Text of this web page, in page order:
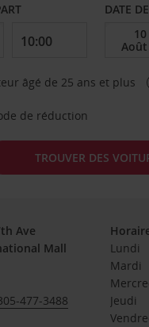
DATE
âgé de 25 ans et plus
de réduction
TROUVER DES
Ave
Mall
477-3488
Lundi
Mardi
Jeudi